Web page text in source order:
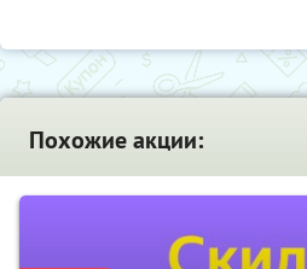
Похожие акции: